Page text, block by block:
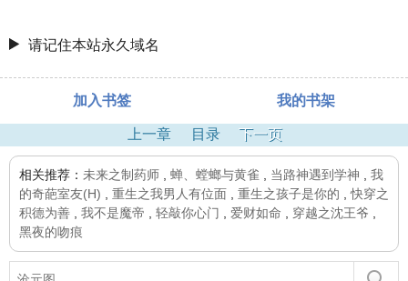
请记住本站永久域名
加入书签 我的书架
上一章 目录 下一页
相关推荐： 未来之制药师 蝉、螳螂与黄雀 当路神遇到学神
我
的奇葩室友(H)
重生之我男人有位面 重生之孩子是你的 ,快穿之
积德为善
我不是魔帝 轻敲你心门 爱财如命 穿越之沈王爷
黑夜的吻痕